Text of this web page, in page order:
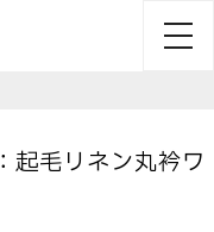
起毛リネン丸衿ワ